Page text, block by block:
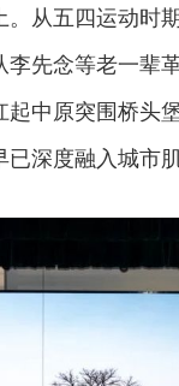
。从五四运动时
先念等老一辈
中原突围桥头
深度融入城市